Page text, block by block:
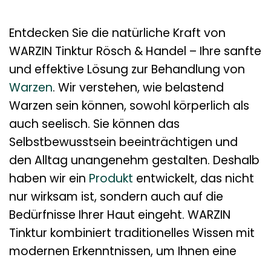
Entdecken Sie die natürliche Kraft von
WARZIN Tinktur Rösch & Handel – Ihre sanfte
und effektive Lösung zur Behandlung von
Warzen. Wir verstehen, wie belastend
Warzen sein können, sowohl körperlich als
auch seelisch. Sie können das
Selbstbewusstsein beeinträchtigen und
den Alltag unangenehm gestalten. Deshalb
haben wir ein Produkt entwickelt, das nicht
nur wirksam ist, sondern auch auf die
Bedürfnisse Ihrer Haut eingeht. WARZIN
Tinktur kombiniert traditionelles Wissen mit
modernen Erkenntnissen, um Ihnen eine